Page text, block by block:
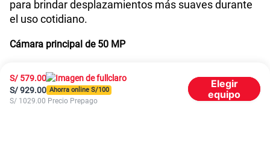
para brindar desplazamientos más suaves durante
el uso cotidiano.
Cámara principal de 50 MP
El sistema fotográfico incorpora una cámara
principal de 50 MP acompañada de un sensor
secundario de 0.08 MP, ofreciendo fotografías claras
S/ 579.00
S/929.00 Ahorra online S/100
S/ 1029.00 Precio Prepago
Elegir
equipo